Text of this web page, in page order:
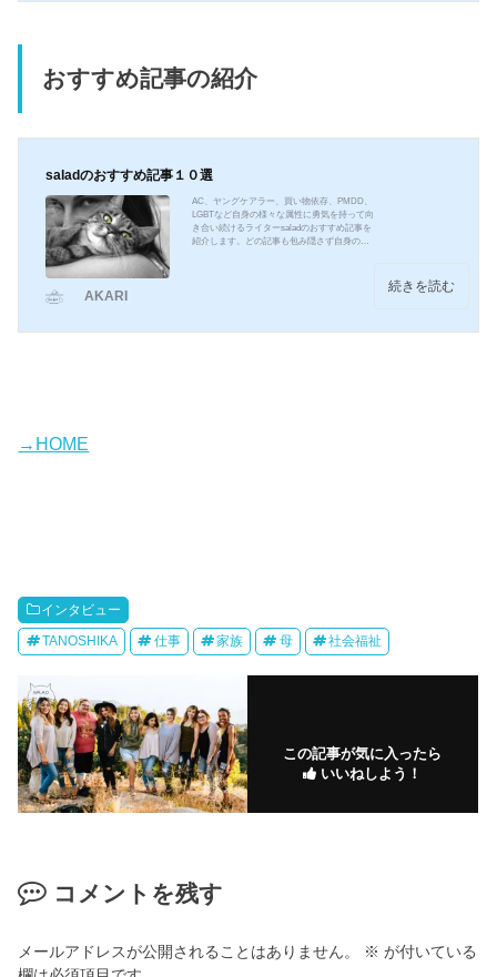
型とは、障害や難病のある方が、雇用契約を
おすすめ記事の紹介
saladのおすすめ記事１０選
AC、ヤングケアラー、買い物依存、PMDD、
LGBTなど自身の様々な属性に勇気を持って向
き合い続けるライターsaladのおすすめ記事を
紹介します。どの記事も包み隠さず自身の体
NOSHIKAにたどり着くまでTANOSHIKAに入
続きを読む
AKARI
→HOME
インタビュー
TANOSHIKA 仕事 家族 母 社会福祉
この記事が気に入ったら
いいねしよう！
コメントを残す
メールアドレスが公開されることはありません。 ※ が付いている